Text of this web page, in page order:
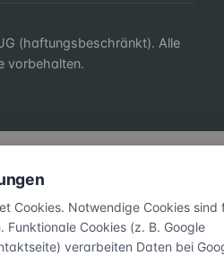
(haftungsbeschränkt). Alle
vorbehalten.
Cookies. Notwendige Cookies sind
Funktionale Cookies (z. B. Google
verarbeiten Daten bei